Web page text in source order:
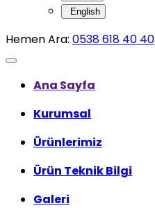
English
Hemen Ara: 0538 618 40 40
Ana Sayfa
Kurumsal
Ürünlerimiz
Ürün Teknik Bilgi
Galeri